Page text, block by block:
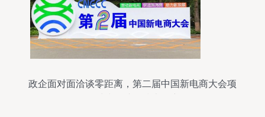
政企面对面洽谈零距离，第二届中国新电商大会项